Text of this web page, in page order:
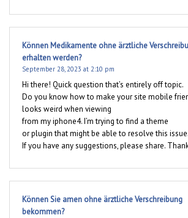
Können Medikamente ohne ärztliche
erhalten werden?
September 28, 2023 at 2:10 pm
Hi there! Quick question that’s entirely off topic.
Do you know how to make your site mobile
looks weird when viewing
from my iphone4. I’m trying to find a theme
or plugin that might be able to resolve this issue.
If you have any suggestions, please share.
Können Sie amen ohne ärztliche Verschreibung
bekommen?